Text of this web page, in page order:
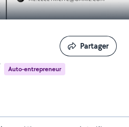
Auto-entrepreneur
Partager
Partager